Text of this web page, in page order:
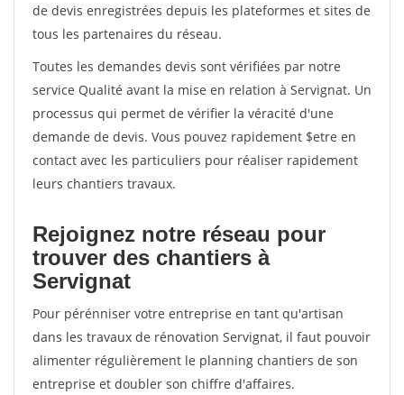
de devis enregistrées depuis les plateformes et sites de
tous les partenaires du réseau.
Toutes les demandes devis sont vérifiées par notre
service Qualité avant la mise en relation à Servignat. Un
processus qui permet de vérifier la véracité d'une
demande de devis. Vous pouvez rapidement $etre en
contact avec les particuliers pour réaliser rapidement
leurs chantiers travaux.
Rejoignez notre réseau pour
trouver des chantiers à
Servignat
Pour pérénniser votre entreprise en tant qu'artisan
dans les travaux de rénovation Servignat, il faut pouvoir
alimenter régulièrement le planning chantiers de son
entreprise et doubler son chiffre d'affaires.